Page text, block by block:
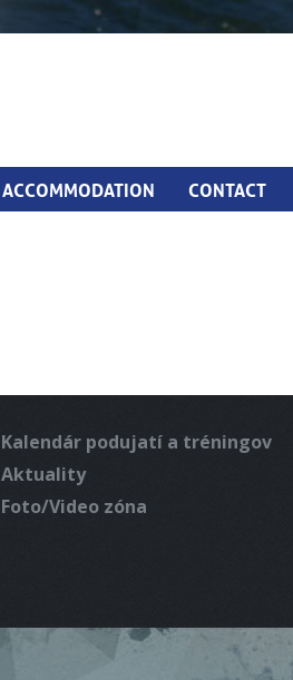
ACCOMMODATION CONTACT
Kalendár podujatí a tréningov
Aktuality
Foto/Video zóna